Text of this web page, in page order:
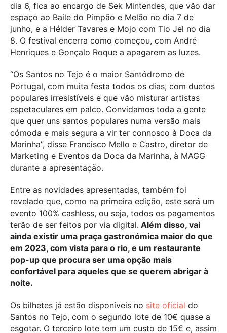
dia 6, fica ao encargo de Sek Mintendes, que vão dar
espaço ao Baile do Pimpão e Melão no dia 7 de
junho, e a Hélder Tavares e Mojo com Tio Jel no dia
8. O festival encerra como começou, com André
Henriques e Gonçalo Roque a apagarem as luzes.
“Os Santos no Tejo é o maior Santódromo de
Portugal, com muita festa todos os dias, com duetos
populares irresistíveis e que vão misturar artistas
espetaculares em palco. Convidamos toda a gente
que quer uns santos populares numa versão mais
cómoda e mais segura a vir ter connosco à Doca da
Marinha”, disse Francisco Mello e Castro, diretor de
Marketing e Eventos da Doca da Marinha, à MAGG
durante a apresentação.
Entre as novidades apresentadas, também foi
revelado que, como na primeira edição, este será um
evento 100% cashless, ou seja, todos os pagamentos
terão de ser feitos por via digital. Além disso, vai
ainda existir uma praça gastronómica maior do que
em 2023, com vista para o rio, e um restaurante
pop-up que procura ser uma opção mais
confortável para aqueles que se querem abrigar à
noite.
Os bilhetes já estão disponíveis no site oficial do
Santos no Tejo, com o segundo lote de 10€ quase a
esgotar. O terceiro lote tem um custo de 15€ e, assim